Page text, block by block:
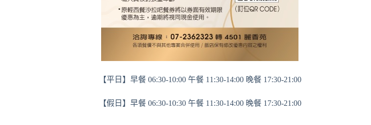
【平日】早餐 06:30-10:00 午餐 11:30-14:00 晚餐 17:30-21:00
【假日】早餐 06:30-10:30 午餐 11:30-14:00 晚餐 17:30-21:00